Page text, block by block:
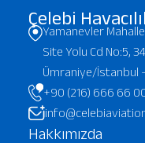
Çelebi
Yamanevler
Site Yolu Cd No:5,
Ümraniye/İstanbul
+90 (216) 666 66
Hakkımızda